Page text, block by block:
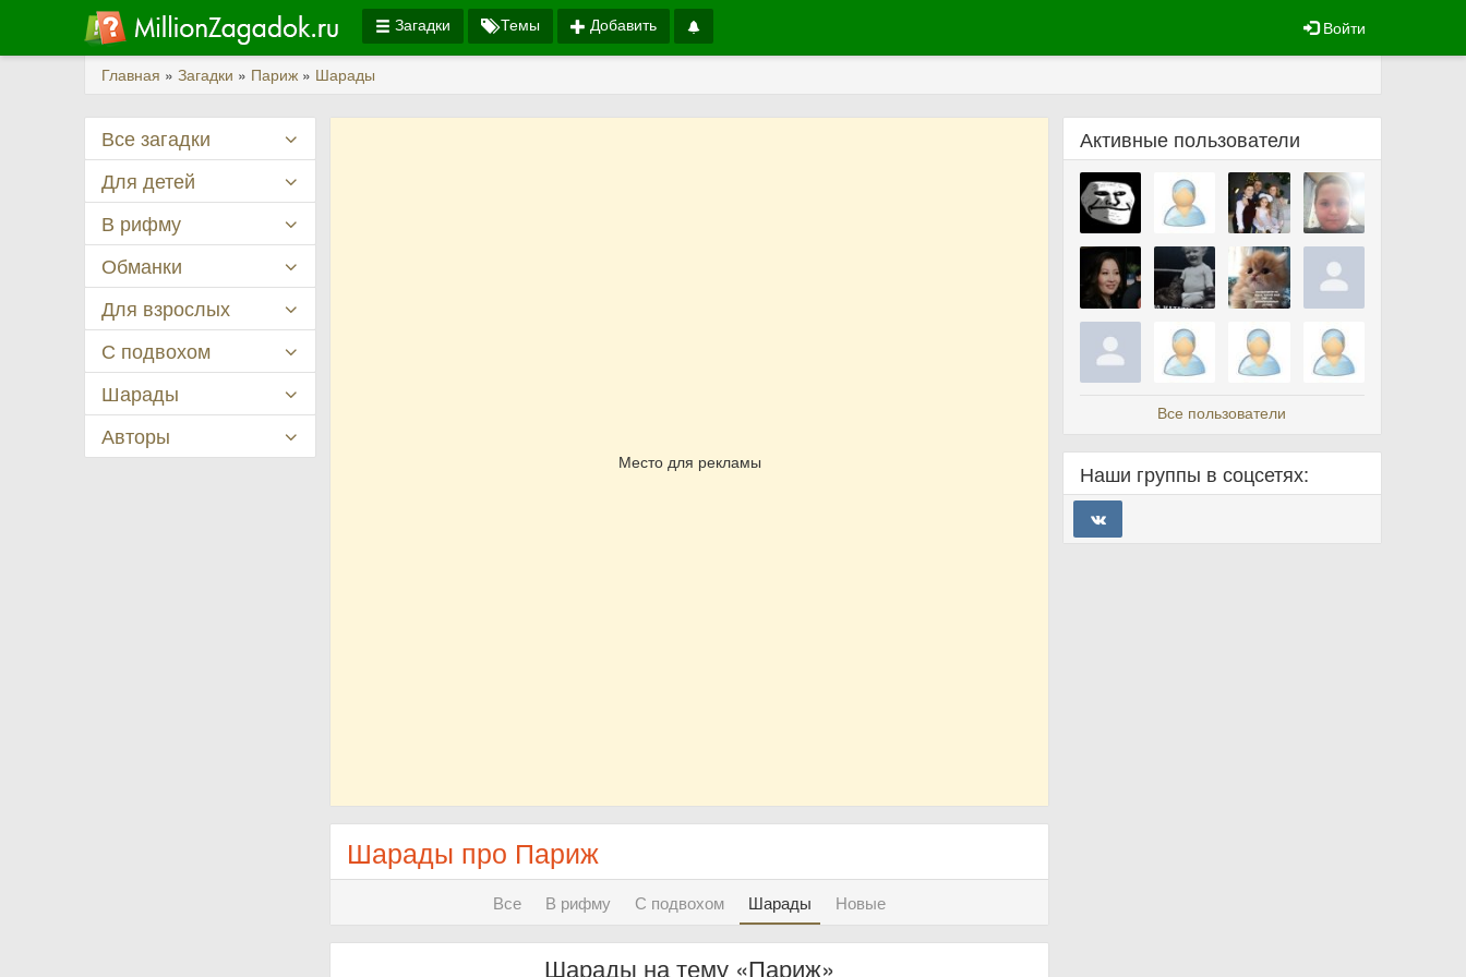
Загадки Темы Добавить Войти
Главная » Загадки » Париж » Шарады
Место для рекламы
Шарады про Париж
Все В рифму С подвохом Шарады Новые
Шарады на тему «Париж»
Активные пользователи
Все пользователи
Наши группы в соцсетях:
Все загадки
Для детей
В рифму
Обманки
Для взрослых
С подвохом
Шарады
Авторы